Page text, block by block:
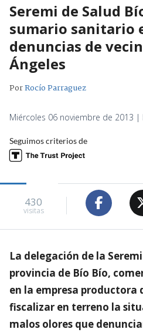
Seremi de Salud
sumario sanitario
denuncias de
Ángeles
PorRocío Parraguez
Miércoles 06 noviembre de 2013 |
Seguimos criterios de
430
visitas
La delegación de la
provincia de Bío Bío,
en la empresa productora
fiscalizar en terreno la
malos olores que